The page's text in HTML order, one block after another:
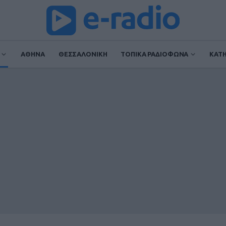
ΑΘΗΝΑ ΘΕΣΣΑΛΟΝΙΚΗ ΤΟΠΙΚΑ ΡΑΔΙΟΦΩΝΑ